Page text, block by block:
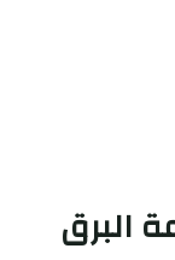
البرق